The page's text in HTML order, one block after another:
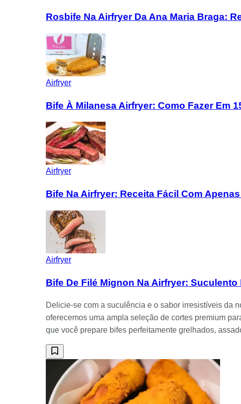
Rosbife Na Airfryer Da Ana Maria Braga:
Airfryer
Bife À Milanesa Airfryer: Como Fazer Em
Airfryer
Bife Na Airfryer: Receita Fácil Com
Airfryer
Bife De Filé Mignon Na Airfryer: Suculento
Delicie-se com a suculência e o sabor irresistíveis da
oferecemos uma ampla seleção de cortes premium
que você prepare bifes perfeitamente grelhados,